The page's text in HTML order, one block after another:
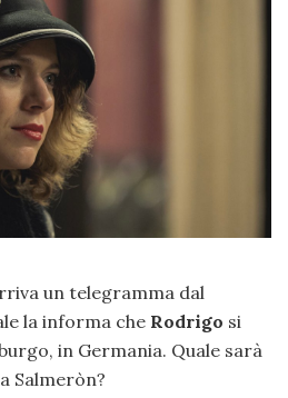
un telegramma dal
la informa che Rodrigo si
in Germania. Quale sarà
Salmeròn?